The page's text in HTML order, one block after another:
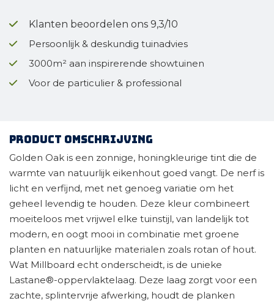
Klanten beoordelen ons 9,3/10
Persoonlijk & deskundig tuinadvies
3000m² aan inspirerende showtuinen
Voor de particulier & professional
Product omschrijving
Golden Oak is een zonnige, honingkleurige tint die de
warmte van natuurlijk eikenhout goed vangt. De nerf is
licht en verfijnd, met net genoeg variatie om het
geheel levendig te houden. Deze kleur combineert
moeiteloos met vrijwel elke tuinstijl, van landelijk tot
modern, en oogt mooi in combinatie met groene
planten en natuurlijke materialen zoals rotan of hout.
Wat Millboard echt onderscheidt, is de unieke
Lastane®-oppervlaktelaag. Deze laag zorgt voor een
zachte, splintervrije afwerking, houdt de planken